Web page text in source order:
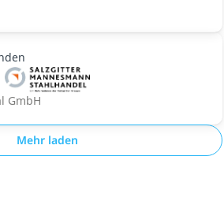
GmbH
Mehr laden